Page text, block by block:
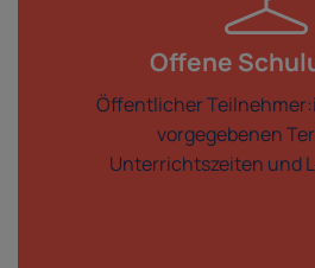
Offene
Öffentlicher
vorgegebenen
Unterrichtszeiten und